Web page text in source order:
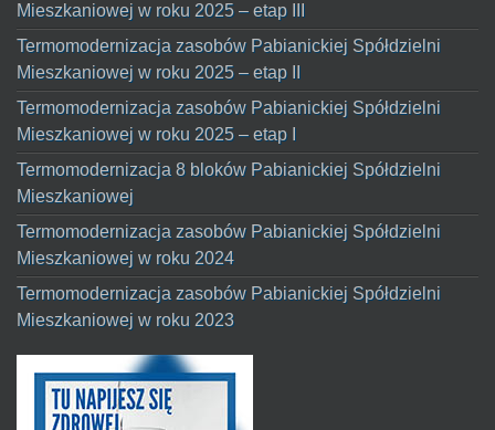
Mieszkaniowej w roku 2025 – etap III
Termomodernizacja zasobów Pabianickiej Spółdzielni
Mieszkaniowej w roku 2025 – etap II
Termomodernizacja zasobów Pabianickiej Spółdzielni
Mieszkaniowej w roku 2025 – etap I
Termomodernizacja 8 bloków Pabianickiej Spółdzielni
Mieszkaniowej
Termomodernizacja zasobów Pabianickiej Spółdzielni
Mieszkaniowej w roku 2024
Termomodernizacja zasobów Pabianickiej Spółdzielni
Mieszkaniowej w roku 2023